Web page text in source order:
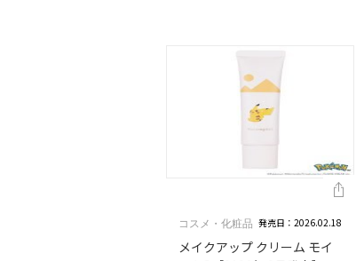
コスメ・化粧品 発売日：2026.02.18
メイクアップ クリーム モイ